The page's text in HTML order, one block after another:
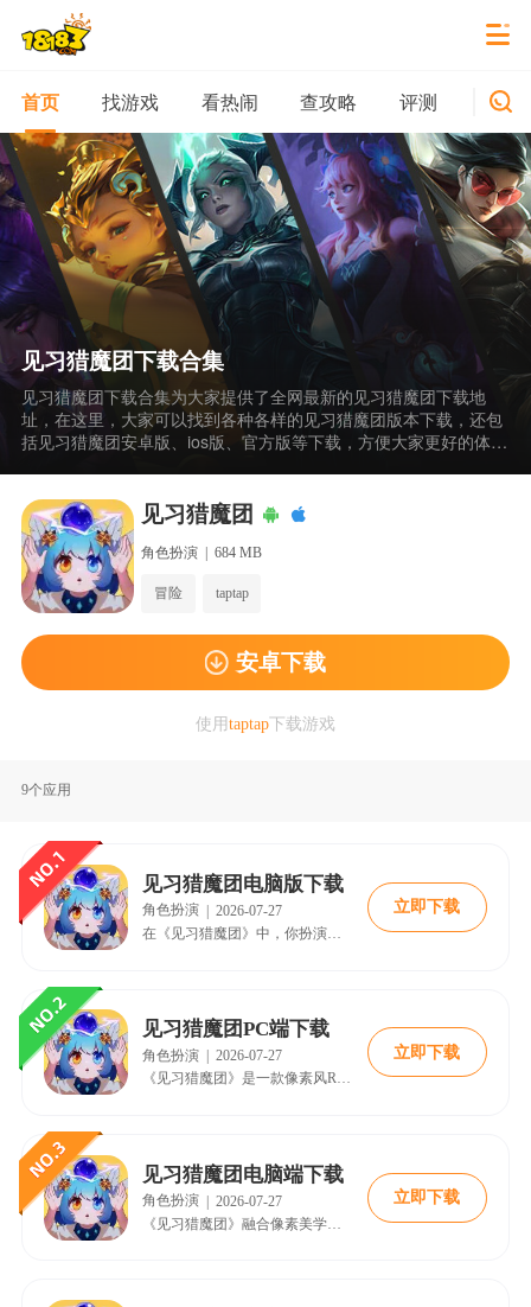
首页 找游戏 看热闹 查攻略 评测 新游
见习猎魔团下载合集
见习猎魔团下载合集为大家提供了全网最新的见习猎魔团下载地
址，在这里，大家可以找到各种各样的见习猎魔团版本下载，还包
括见习猎魔团安卓版、ios版、官方版等下载，方便大家更好的体验
获丰富的武器装备，一起探索的破碎大陆，感兴趣的玩家赶紧来下
载见习猎魔团试试吧。
见习猎魔团
角色扮演 | 684 MB
冒险 taptap
安卓下载
使用taptap下载游戏
9个应用
见习猎魔团电脑版下载
角色扮演 | 2026-07-27
在《见习猎魔团》中，你扮演猎魔学徒，通过挑战任务与实战演练积累经验，实现从见习到正式猎魔人的职业晋升。与村民互动提升好感，解锁角色秘密与独特奖励。赛季战令、限时活动及传说船灯等装扮，带来持续冒险乐趣。沉浸式成长探索，立即下载体验！
立即下载
见习猎魔团PC端下载
角色扮演
2026-07-27
《见习猎魔团》是一款像素风Roguelike弹幕射击游戏，玩家驾驶时空之船穿梭随机生成的关卡，与好友组队迎战敌人。每局可自由构筑武器与道具，打造独特战斗流派，通过闪避与射击体验爽快打击感。击败BOSS获取遗物技能卡，不断强化角色，冒险充满未知与挑战。
立即下载
见习猎魔团电脑端下载
角色扮演 | 2026-07-27
立即下载